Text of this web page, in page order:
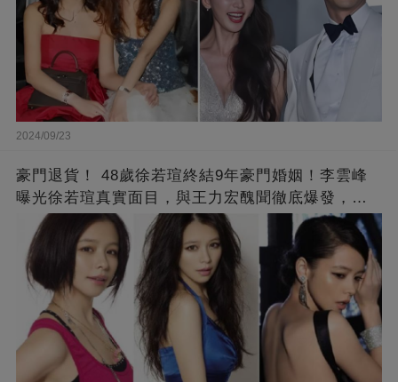
2024/09/23
豪門退貨！ 48歲徐若瑄終結9年豪門婚姻！李雲峰
曝光徐若瑄真實面目，與王力宏醜聞徹底爆發，原
來李靚蕾說的都是真的 ！